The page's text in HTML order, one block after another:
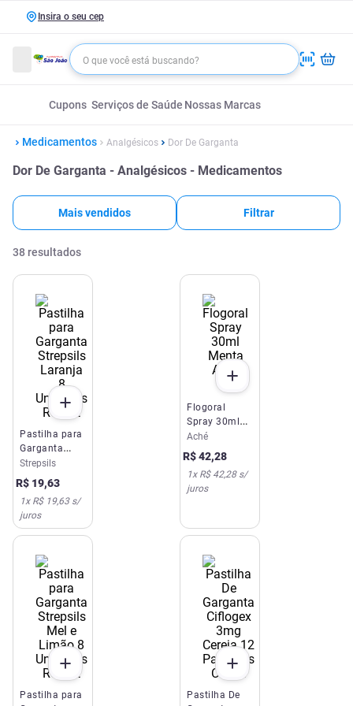
Insira o seu cep
Cupons Serviços de Saúde Nossas Marcas
Medicamentos Analgésicos Dor De Garganta
Dor De Garganta - Analgésicos - Medicamentos
Mais vendidos Filtrar
38 resultados
Pastilha para
Garganta
Strepsils
Laranja 8
Unidades
Reckitt
Strepsils
R$ 19,63
1x R$ 19,63s/
juros
Flogoral
Spray 30ml
Menta Aché
Aché
R$42,28
1x R$ 42,28s/
juros
Pastilha para
Pastilha De